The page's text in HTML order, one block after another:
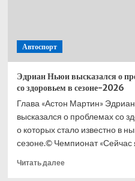
Автоспорт
Эдриан Ньюи высказался о
со здоровьем в сезоне-2026
Глава «Астон Мартин»
высказался о проблемах со
о которых стало известно в
сезоне.© Чемпионат «Сейчас
Читать далееПрочитать